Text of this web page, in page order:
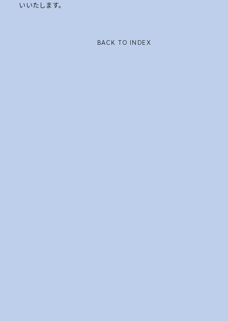
いいたします。
BACK TO INDEX